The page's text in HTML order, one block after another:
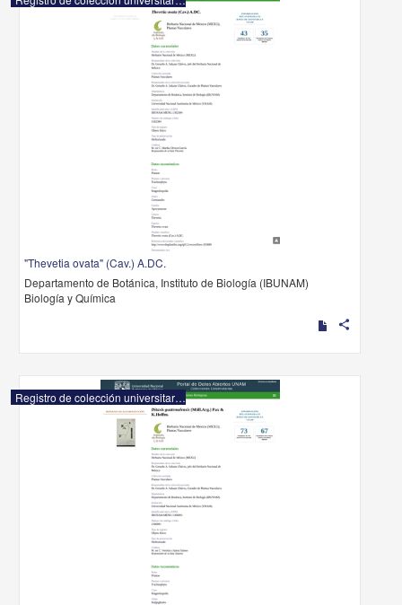
"Thevetia ovata" (Cav.) A.DC.
Departamento de Botánica, Instituto de Biología (IBUNAM)
Biología y Química
share
Registro de colección universitaria